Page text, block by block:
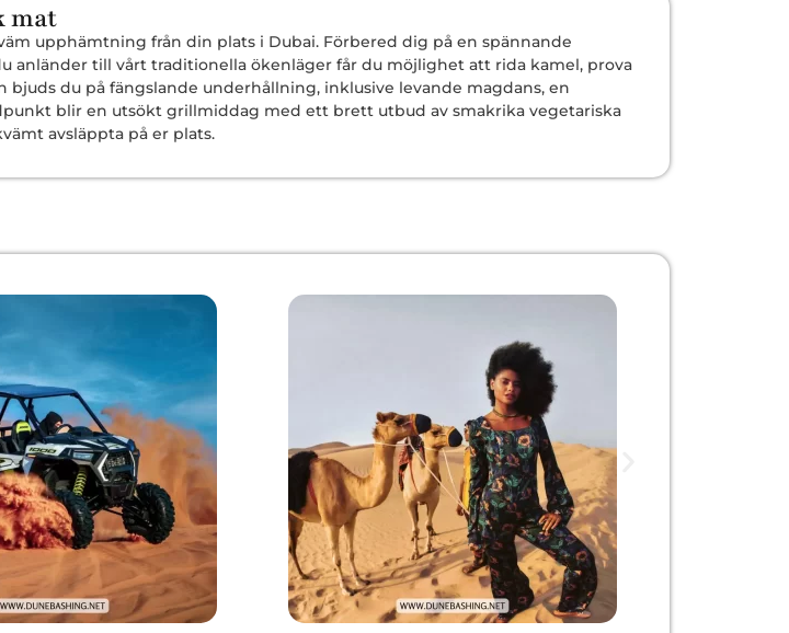
mat
upphämtning från din plats i Dubai. Förbered dig på en spännande
anländer till vårt traditionella ökenläger får du möjlighet att rida kamel, prova
du på fängslande underhållning, inklusive levande magdans, en
blir en utsökt grillmiddag med ett brett utbud av smakrika vegetariska
avsläppta på er plats.